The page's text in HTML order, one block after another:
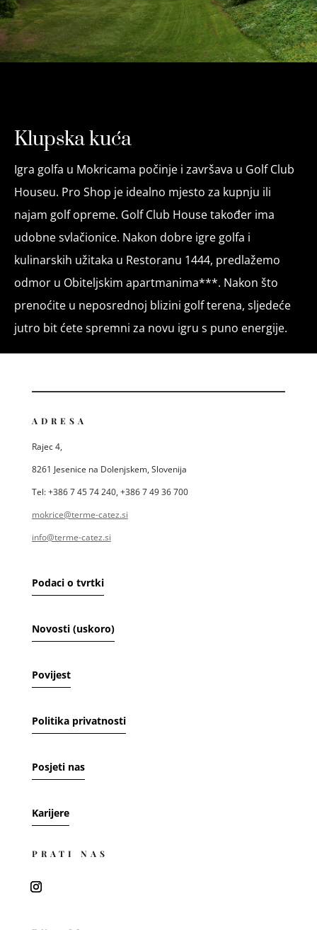
Klupska kuća
Igra golfa u Mokricama počinje i završava u Golf Club
Houseu. Pro Shop je idealno mjesto za kupnju ili
najam golf opreme. Golf Club House također ima
udobne svlačionice. Nakon dobre igre golfa i
kulinarskih užitaka u Restoranu 1444, predlažemo
odmor u Obiteljskim apartmanima***. Nakon što
prenoćite u neposrednoj blizini golf terena, sljedeće
jutro bit ćete spremni za novu igru ​​s puno energije.
ADRESA
Rajec 4,
8261 Jesenice na Dolenjskem, Slovenija
Tel: +386 7 45 74 240, +386 7 49 36 700
mokrice@terme-catez.si
info@terme-catez.si
Podaci o tvrtki
Novosti (uskoro)
Povijest
Politika privatnosti
Posjeti nas
Karijere
PRATI NAS